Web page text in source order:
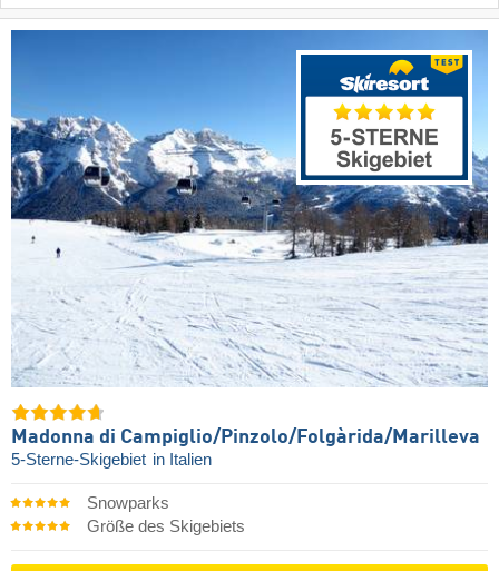
Madonna di Campiglio/​Pinzolo/​Folgàrida/​Marilleva
5-Sterne-Skigebiet in Italien
Snowparks
Größe des Skigebiets